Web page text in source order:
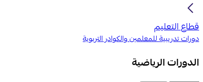
قطاع التعليم
دورات تدريبية للمعلمين والكوادر التربوية
الدوراتالرياضية